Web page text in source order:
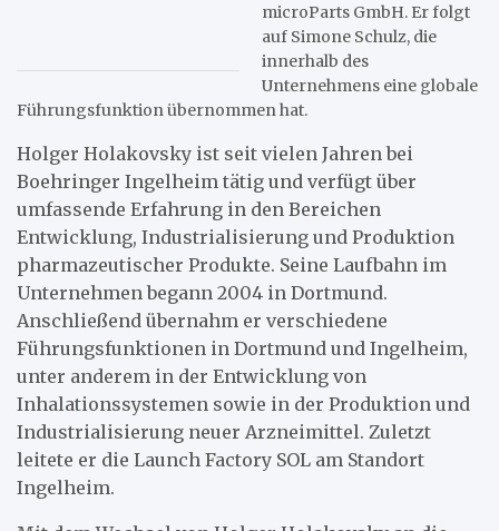
microParts GmbH. Er folgt
auf Simone Schulz, die
innerhalb des
Unternehmens eine globale
Führungsfunktion übernommen hat.
Holger Holakovsky ist seit vielen Jahren bei
Boehringer Ingelheim tätig und verfügt über
umfassende Erfahrung in den Bereichen
Entwicklung, Industrialisierung und Produktion
pharmazeutischer Produkte. Seine Laufbahn im
Unternehmen begann 2004 in Dortmund.
Anschließend übernahm er verschiedene
Führungsfunktionen in Dortmund und Ingelheim,
unter anderem in der Entwicklung von
Inhalationssystemen sowie in der Produktion und
Industrialisierung neuer Arzneimittel. Zuletzt
leitete er die Launch Factory SOL am Standort
Ingelheim.